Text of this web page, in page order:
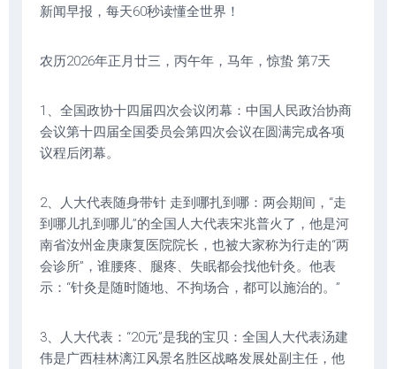
新闻早报，每天60秒读懂全世界！
农历2026年正月廿三，丙午年，马年，惊蛰 第7天
1、全国政协十四届四次会议闭幕：中国人民政治协商
会议第十四届全国委员会第四次会议在圆满完成各项
议程后闭幕。
2、人大代表随身带针 走到哪扎到哪：两会期间，“走
到哪儿扎到哪儿”的全国人大代表宋兆普火了，他是河
南省汝州金庚康复医院院长，也被大家称为行走的“两
会诊所”，谁腰疼、腿疼、失眠都会找他针灸。他表
示：“针灸是随时随地、不拘场合，都可以施治的。”
3、人大代表：“20元”是我的宝贝：全国人大代表汤建
伟是广西桂林漓江风景名胜区战略发展处副主任，他